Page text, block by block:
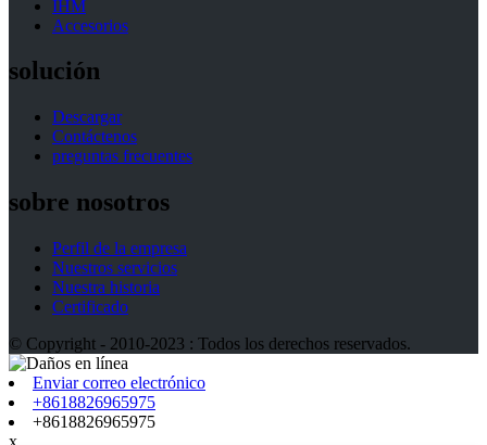
IHM
Accesorios
solución
Descargar
Contáctenos
preguntas frecuentes
sobre nosotros
Perfil de la empresa
Nuestros servicios
Nuestra historia
Certificado
© Copyright - 2010-2023 : Todos los derechos reservados.
Enviar correo electrónico
+8618826965975
+8618826965975